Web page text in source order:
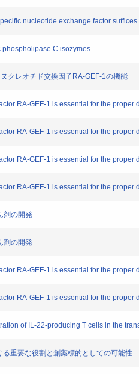
nucleotide exchange factor
phospholipase C isozymes
クレオチド交換因子RA-GEF-1の機能
RA-GEF-1 is essential for the
RA-GEF-1 is essential for the
RA-GEF-1 is essential for the
RA-GEF-1 is essential for the
剤の開発
剤の開発
RA-GEF-1 is essential for the
RA-GEF-1 is essential for the
of IL-22-producing T cells in the
重要な役割と創薬標的としての可能性